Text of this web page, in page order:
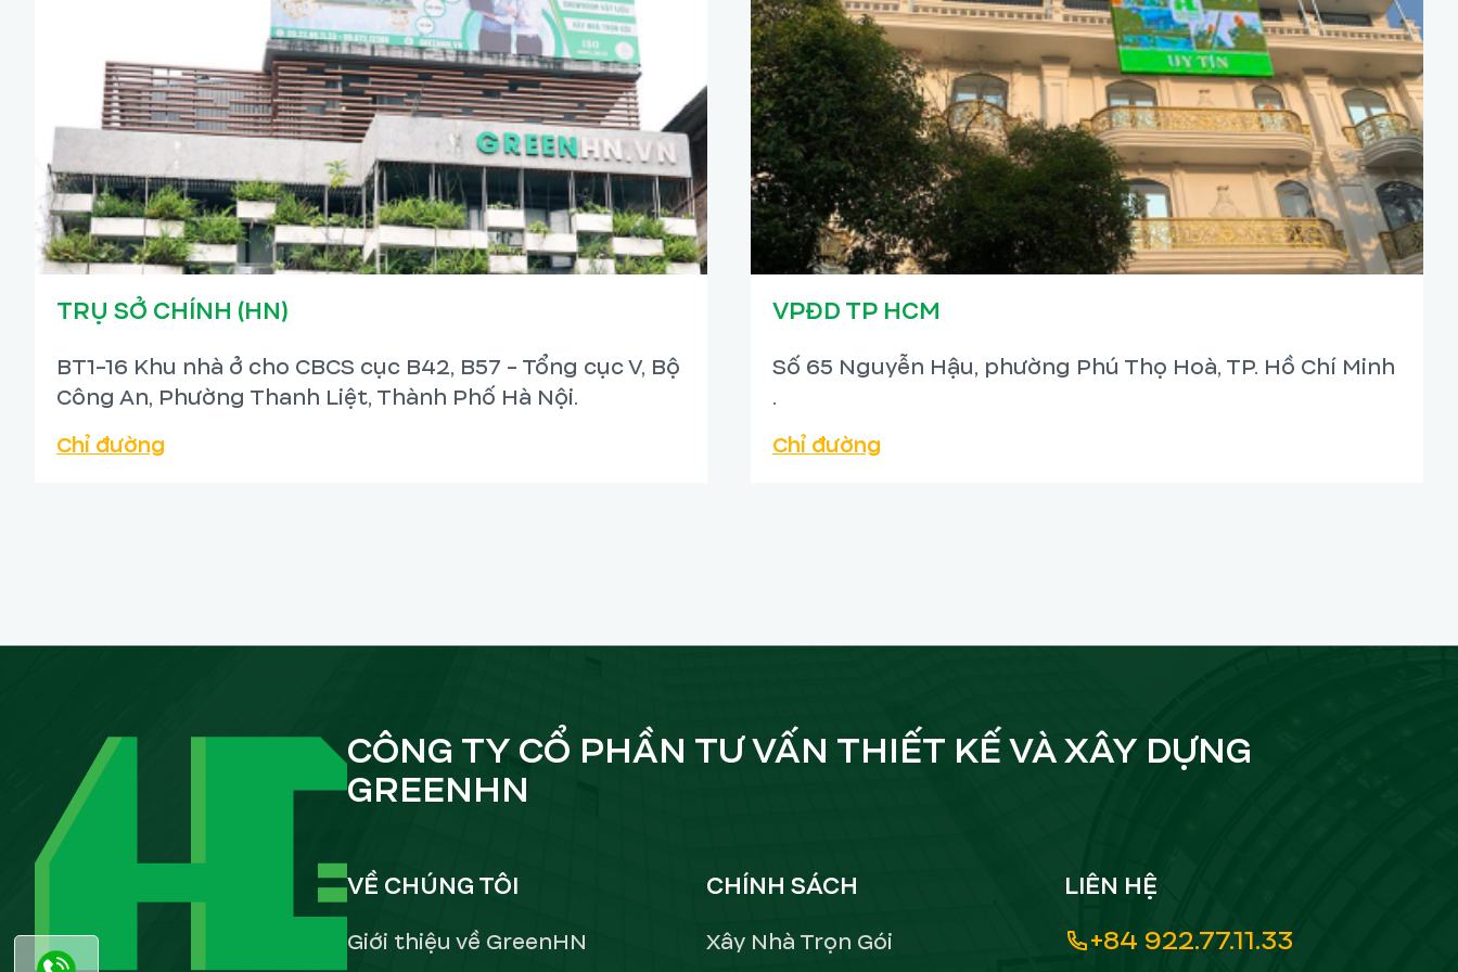
TRỤ SỞ CHÍNH (HN)
BT1-16 Khu nhà ở cho CBCS cục B42, B57 - Tổng cục V, Bộ
Công An, Phường Thanh Liệt, Thành Phố Hà Nội.
Chỉ đường
VPĐD TP HCM
Số 65 Nguyễn Hậu, phường Phú Thọ Hoà, TP. Hồ Chí Minh
.
Chỉ đường
CÔNG TY CỔ PHẦN TƯ VẤN THIẾT KẾ VÀ XÂY DỰNG
GREENHN
VỀ CHÚNG TÔI
Giới thiệu về GreenHN
CHÍNH SÁCH
Xây Nhà Trọn Gói
LIÊN HỆ
+84 922.77.11.33